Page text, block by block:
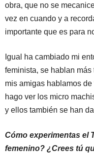
obra, que no se
vez en cuando y a
importante que es para
Igual ha cambiado mi
feminista, se hablan
mis amigas hablamos
hago ver los micro
y ellos también se han
Cómo experimentas el
femenino? ¿Crees tú